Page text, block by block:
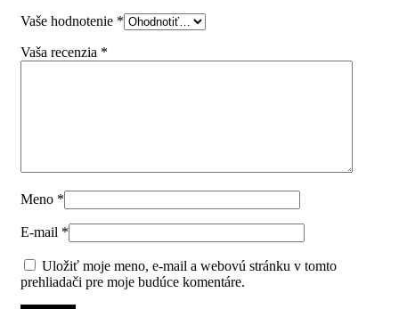
Vaše hodnotenie *
Vaša recenzia *
Meno *
E-mail *
Uložiť moje meno, e-mail a webovú stránku v tomto
prehliadači pre moje budúce komentáre.